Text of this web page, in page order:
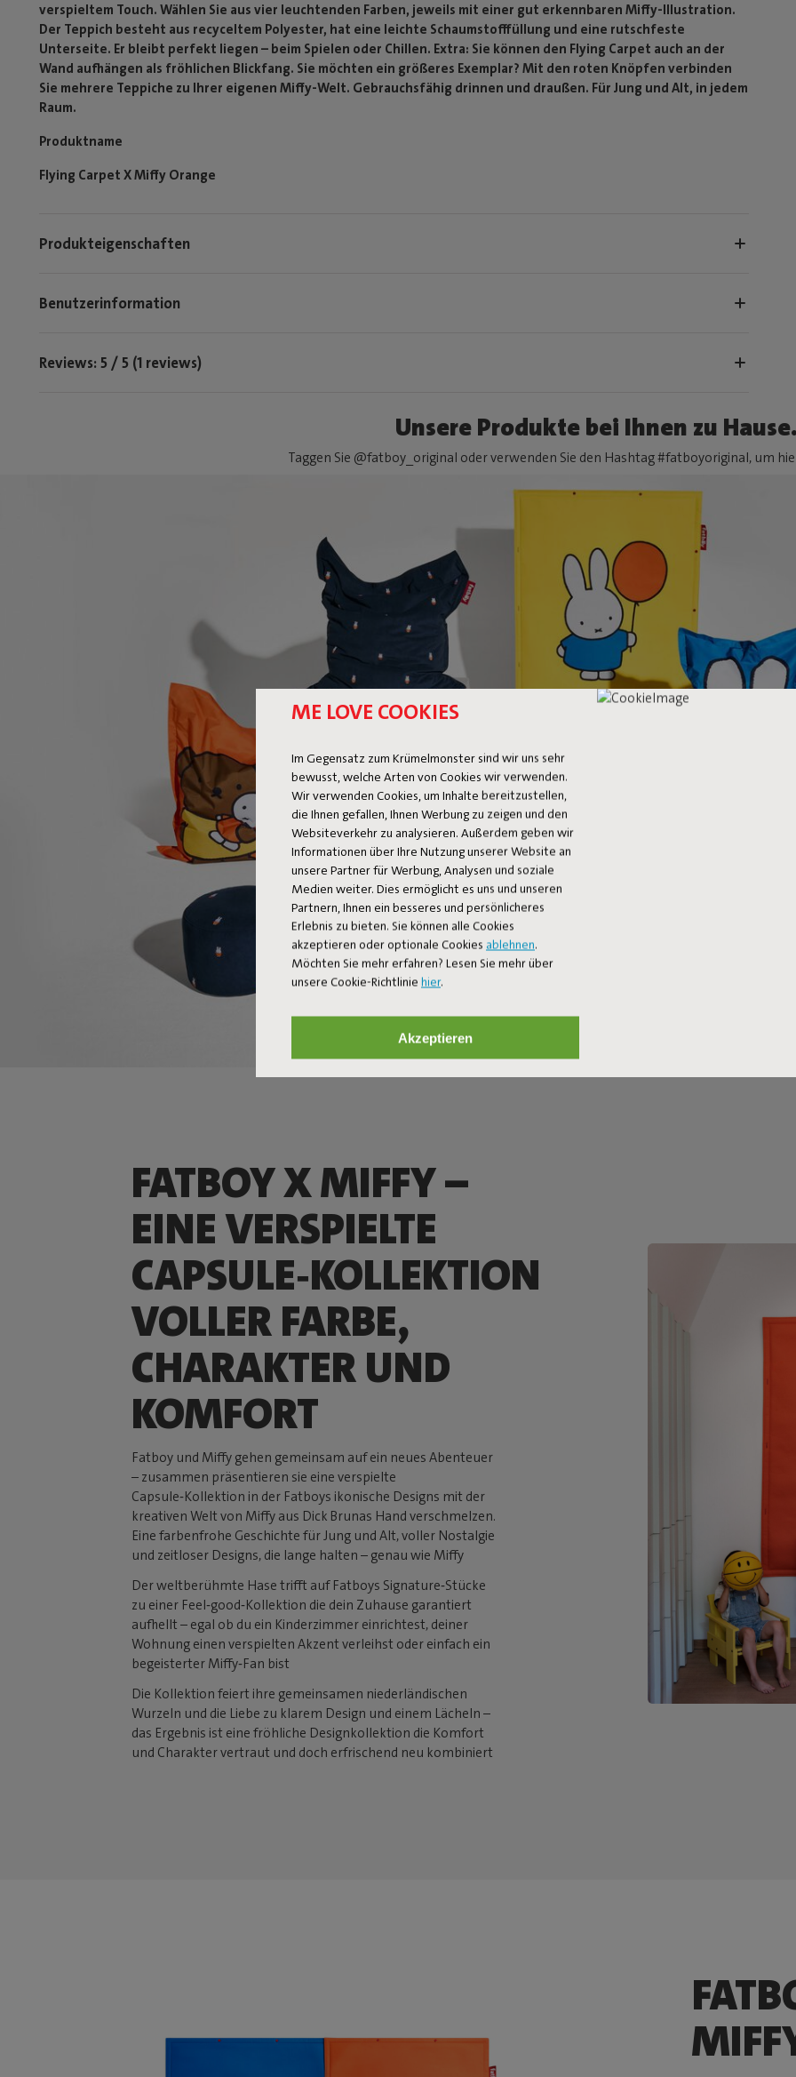
ME LOVE COOKIES
Im Gegensatz zum Krümelmonster sind wir uns sehr
bewusst, welche Arten von Cookies wir verwenden.
Wir verwenden Cookies, um Inhalte bereitzustellen,
die Ihnen gefallen, Ihnen Werbung zu zeigen und den
Websiteverkehr zu analysieren. Außerdem geben wir
Informationen über Ihre Nutzung unserer Website an
unsere Partner für Werbung, Analysen und soziale
Medien weiter. Dies ermöglicht es uns und unseren
Partnern, Ihnen ein besseres und persönlicheres
Erlebnis zu bieten. Sie können alle Cookies
akzeptieren oder optionale Cookies ablehnen.
Möchten Sie mehr erfahren? Lesen Sie mehr über
unsere Cookie-Richtlinie hier.
Akzeptieren
verspieltem Touch. Wählen Sie aus vier leuchtenden Farben, jeweils mit einer gut erkennbaren Miffy-Illustration.
Der Teppich besteht aus recyceltem Polyester, hat eine leichte Schaumstofffüllung und eine rutschfeste
Unterseite. Er bleibt perfekt liegen – beim Spielen oder Chillen. Extra: Sie können den Flying Carpet auch an der
Wand aufhängen als fröhlichen Blickfang. Sie möchten ein größeres Exemplar? Mit den roten Knöpfen verbinden
Sie mehrere Teppiche zu Ihrer eigenen Miffy-Welt. Gebrauchsfähig drinnen und draußen. Für Jung und Alt, in jedem
Raum.
Produktname
Flying Carpet X Miffy Orange
Produkteigenschaften
Benutzerinformation
Reviews: 5 / 5 (1 reviews)
Unsere Produkte bei Ihnen zu Hause.
Taggen Sie @fatboy_original oder verwenden Sie den Hashtag #fatboyoriginal, um
FATBOY X MIFFY –
EINE VERSPIELTE
CAPSULE‑KOLLEKTION
VOLLER FARBE,
CHARAKTER UND
KOMFORT
Fatboy und Miffy gehen gemeinsam auf ein neues Abenteuer
– zusammen präsentieren sie eine verspielte
Capsule‑Kollektion in der Fatboys ikonische Designs mit der
kreativen Welt von Miffy aus Dick Brunas Hand verschmelzen.
Eine farbenfrohe Geschichte für Jung und Alt, voller Nostalgie
und zeitloser Designs, die lange halten – genau wie Miffy
Der weltberühmte Hase trifft auf Fatboys Signature‑Stücke
zu einer Feel‑good‑Kollektion die dein Zuhause garantiert
aufhellt – egal ob du ein Kinderzimmer einrichtest, deiner
Wohnung einen verspielten Akzent verleihst oder einfach ein
begeisterter Miffy‑Fan bist
Die Kollektion feiert ihre gemeinsamen niederländischen
Wurzeln und die Liebe zu klarem Design und einem Lächeln –
das Ergebnis ist eine fröhliche Designkollektion die Komfort
und Charakter vertraut und doch erfrischend neu kombiniert